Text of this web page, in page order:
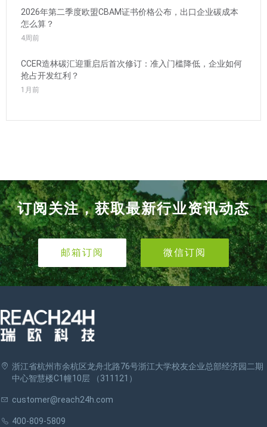
2026年第二季度欧盟CBAM证书价格公布，出口企业碳成本
怎么算？
4周前
CCER造林碳汇迎重启后首次修订：准入门槛降低，企业如何
抢占开发红利？
1月前
订阅关注，获取最新行业资讯动态
邮箱订阅 微信订阅
浙江省杭州市余杭区龙舟北路76号浙江大学校友企业总部经济园二期
中心智慧楼C1幢10层 （311121）
customer@reach24h.com
400-809-5809